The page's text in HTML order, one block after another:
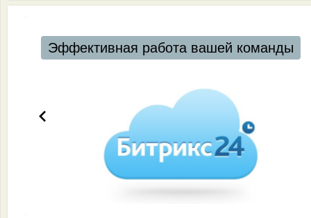
Эффективная работа вашей команды